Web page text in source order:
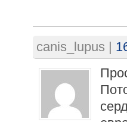
canis_lupus |